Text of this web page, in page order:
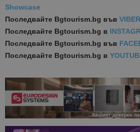
Showcase
Последвайте Bgtourism.bg във VIBER
Последвайте Bgtourism.bg в
Последвайте Bgtourism.bg във
Последвайте Bgtourism.bg в